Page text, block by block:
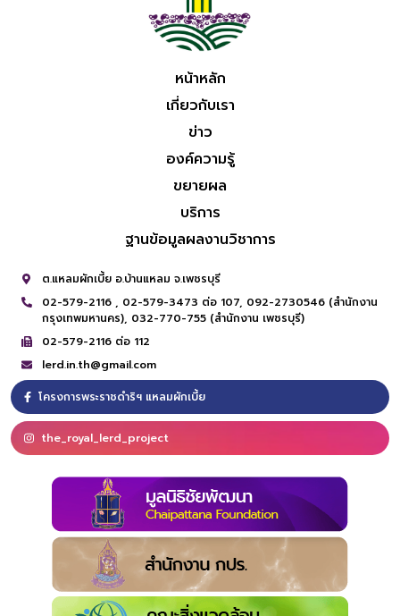
หน้าหลัก
เกี่ยวกับเรา
ข่าว
องค์ความรู้
ขยายผล
บริการ
ฐานข้อมูลผลงานวิชาการ
ต.แหลมผักเบี้ย อ.บ้านแหลม จ.เพชรบุรี
02-579-2116 , 02-579-3473 ต่อ 107, 092-2730546 (สำนักงาน
กรุงเทพมหานคร), 032-770-755 (สำนักงาน เพชรบุรี)
02-579-2116 ต่อ 112
lerd.in.th@gmail.com
โครงการพระราชดำริฯ แหลมผักเบี้ย
the_royal_lerd_project